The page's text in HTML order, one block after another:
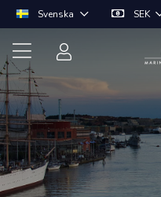
Svenska SEK